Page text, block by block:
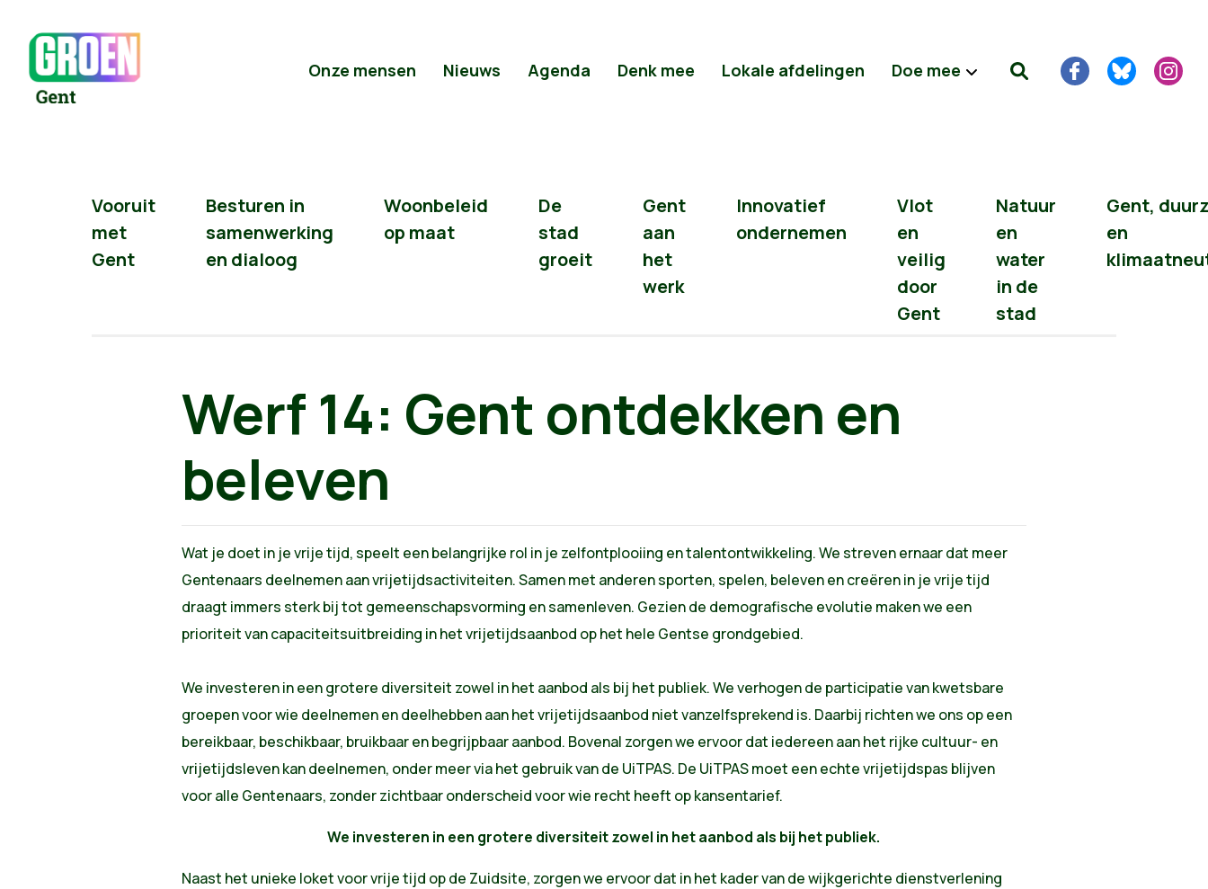
Onze mensen Nieuws Agenda Denk mee Lokale afdelingen Doe mee
Vooruit
met
Gent
Besturen in
samenwerking
en dialoog
Woonbeleid
op maat
De
stad
groeit
Gent
aan
het
werk
Innovatief
ondernemen
Vlot
en
veilig
door
Gent
Natuur
en
water
in de
stad
Gent,
en
Werf 14: Gent ontdekken en
beleven
Wat je doet in je vrije tijd, speelt een belangrijke rol in je zelfontplooiing en talentontwikkeling. We streven ernaar dat meer
Gentenaars deelnemen aan vrijetijdsactiviteiten. Samen met anderen sporten, spelen, beleven en creëren in je vrije tijd
draagt immers sterk bij tot gemeenschapsvorming en samenleven. Gezien de demografische evolutie maken we een
prioriteit van capaciteitsuitbreiding in het vrijetijdsaanbod op het hele Gentse grondgebied.
We investeren in een grotere diversiteit zowel in het aanbod als bij het publiek. We verhogen de participatie van kwetsbare
groepen voor wie deelnemen en deelhebben aan het vrijetijdsaanbod niet vanzelfsprekend is. Daarbij richten we ons op een
bereikbaar, beschikbaar, bruikbaar en begrijpbaar aanbod. Bovenal zorgen we ervoor dat iedereen aan het rijke cultuur- en
vrijetijdsleven kan deelnemen, onder meer via het gebruik van de UiTPAS. De UiTPAS moet een echte vrijetijdspas blijven
voor alle Gentenaars, zonder zichtbaar onderscheid voor wie recht heeft op kansentarief.
We investeren in een grotere diversiteit zowel in het aanbod als bij het publiek.
Naast het unieke loket voor vrije tijd op de Zuidsite, zorgen we ervoor dat in het kader van de wijkgerichte dienstverlening